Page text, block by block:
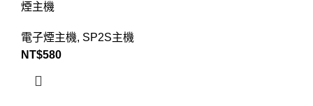
煙主機
電子煙主機, SP2S主機
NT$580